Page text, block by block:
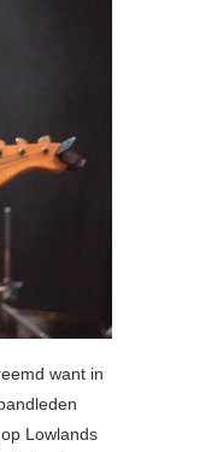
want in
Lowlands